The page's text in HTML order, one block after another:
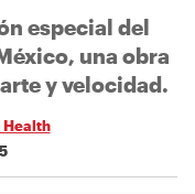
especial del
una obra
y velocidad.
Health